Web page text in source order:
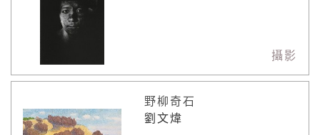
攝影
野柳奇石
劉文煒